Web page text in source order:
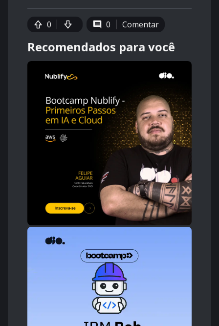
0 0 Comentar
Recomendados para você